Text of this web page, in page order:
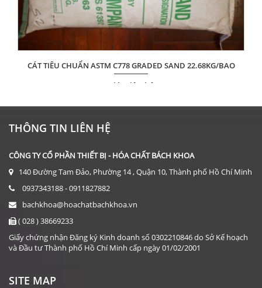
CÁT TIÊU CHUẨN ASTM C778 GRADED SAND 22.68KG/BAO
Giá: Liên hệ
ĐẶT HÀNG
THÔNG TIN LIÊN HỆ
CÔNG TY CỔ PHẦN THIẾT BỊ - HÓA CHẤT BÁCH KHOA
140 Đường Tam Đảo, Phường 14 , Quận 10, Thành phố Hồ Chí Minh
0937343188 - 0911827882
bachkhoa@hoachatbachkhoa.vn
( 028 ) 38669233
Giấy chứng nhận Đăng ký Kinh doanh số 0302210846 do Sở Kế hoạch
và Đầu tư Thành phố Hồ Chí Minh cấp ngày 01/02/2001
SITE MAP